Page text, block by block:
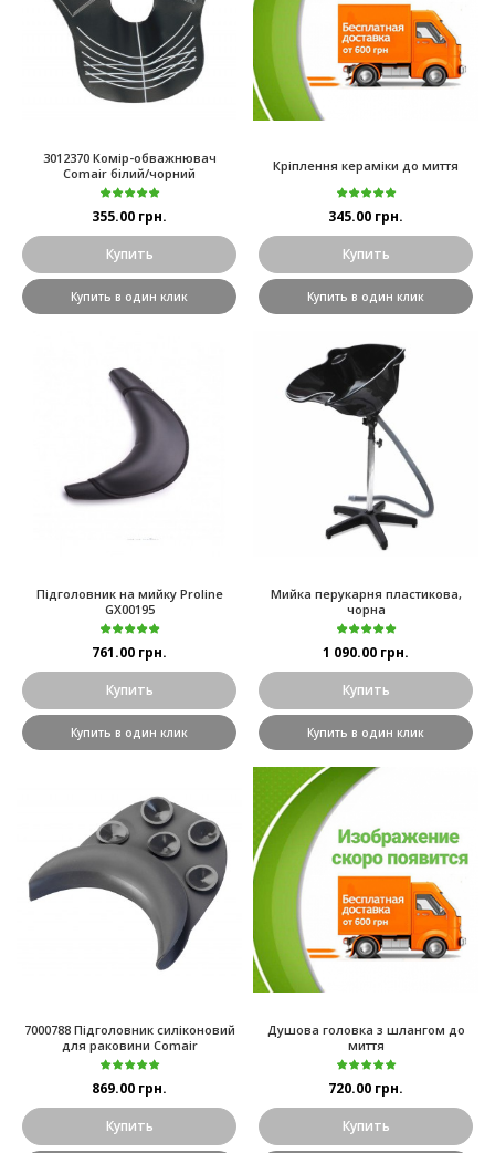
3012370 Комір-обважнювач
Comair білий/чорний
355.00 грн.
Купить
Купить в один клик
Кріплення кераміки до миття
345.00 грн.
Купить
Купить в один клик
Підголовник на мийку Proline
GX00195
761.00 грн.
Купить
Купить в один клик
Мийка перукарня пластикова,
чорна
1 090.00 грн.
Купить
Купить в один клик
7000788 Підголовник силіконовий
для раковини Comair
869.00 грн.
Купить
Душова головка з шлангом до
миття
720.00 грн.
Купить